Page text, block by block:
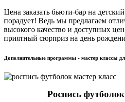
Цена заказать бьюти-бар на
порадует! Ведь мы предлагаем
высокого качество и доступных
приятный сюрприз на день
Дополнительные программы - мастер классы
Роспись